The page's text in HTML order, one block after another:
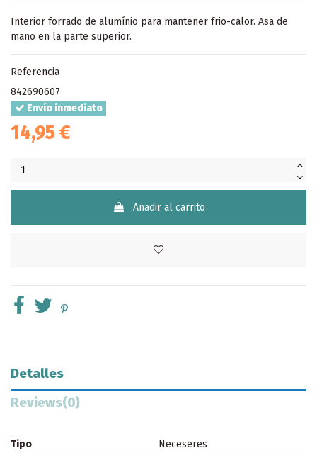
Interior forrado de alumínio para mantener frio-calor. Asa de
mano en la parte superior.
Referencia
842690607
Envío inmediato
14,95 €
Añadir al carrito
Detalles
Reviews(0)
Tipo Neceseres